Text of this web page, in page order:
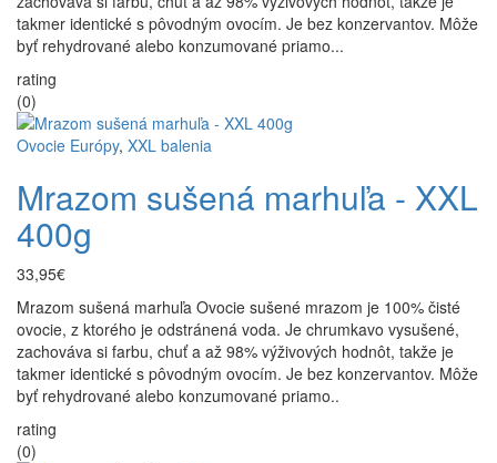
takmer identické s pôvodným ovocím. Je bez konzervantov. Môže
byť rehydrované alebo konzumované priamo...
rating
(0)
Ovocie Európy, XXL balenia
Mrazom sušená marhuľa - XXL
400g
33,95€
Mrazom sušená marhuľa Ovocie sušené mrazom je 100% čisté
ovocie, z ktorého je odstránená voda. Je chrumkavo vysušené,
zachováva si farbu, chuť a až 98% výživových hodnôt, takže je
takmer identické s pôvodným ovocím. Je bez konzervantov. Môže
byť rehydrované alebo konzumované priamo..
rating
(0)